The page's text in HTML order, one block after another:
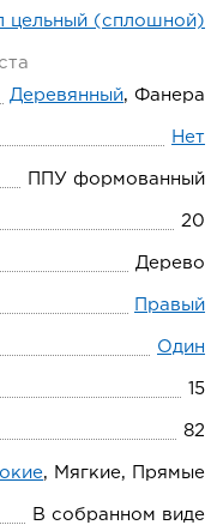
цельный (сплошной)
Деревянный, Фанера
Нет
ППУ формованный
20
Дерево
Правый
Один
15
82
, Мягкие, Прямые
В собранном виде